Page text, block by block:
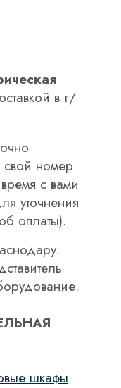
в г/
свой номер
с вами
уточнения
оплаты).
шкафы